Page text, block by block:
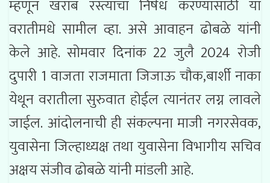
म्हणून खराब रस्त्याचा निषेध करण्यासाठी या
वरातीमधे सामील व्हा. असे आवाहन ढोबळे यांनी
केले आहे. सोमवार दिनांक 22 जुलै 2024 रोजी
दुपारी 1 वाजता राजमाता जिजाऊ चौक,बार्शी नाका
येथून वरातीला सुरुवात होईल त्यानंतर लग्न लावले
जाईल. आंदोलनाची ही संकल्पना माजी नगरसेवक,
युवासेना जिल्हाध्यक्ष तथा युवासेना विभागीय सचिव
अक्षय संजीव ढोबळे यांनी मांडली आहे.